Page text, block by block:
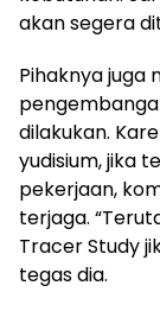
akan segera
Pihaknya juga
dilakukan.
yudisium, jika
pekerjaan,
terjaga.
Tracer Study
tegas dia.